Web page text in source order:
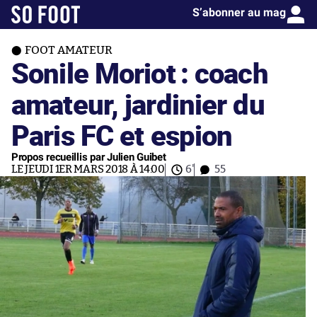
S’abonner au mag
FOOT AMATEUR
Sonile Moriot : coach
amateur, jardinier du
Paris FC et espion
Propos recueillis par Julien Guibet
LE JEUDI 1ER MARS 2018 À 14:00 6' 55